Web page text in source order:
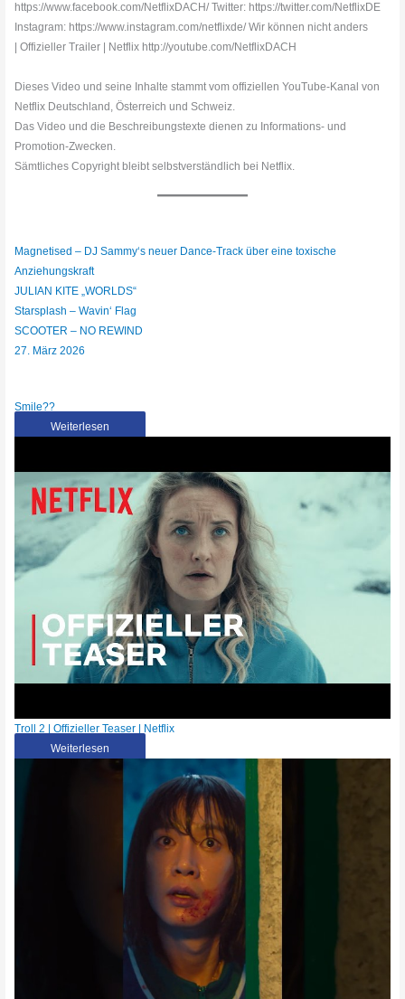
https://www.facebook.com/NetflixDACH/ Twitter: https://twitter.com/NetflixDE
Instagram: https://www.instagram.com/netflixde/ Wir können nicht anders
| Offizieller Trailer | Netflix http://youtube.com/NetflixDACH
Dieses Video und seine Inhalte stammt vom offiziellen YouTube-Kanal von
Netflix Deutschland, Österreich und Schweiz.
Das Video und die Beschreibungstexte dienen zu Informations- und
Promotion-Zwecken.
Sämtliches Copyright bleibt selbstverständlich bei Netflix.
Magnetised – DJ Sammy‘s neuer Dance-Track über eine toxische
Anziehungskraft
JULIAN KITE „WORLDS“
Starsplash – Wavin‘ Flag
SCOOTER – NO REWIND
27. März 2026
Smile??
Weiterlesen
Troll 2 | Offizieller Teaser | Netflix
Weiterlesen